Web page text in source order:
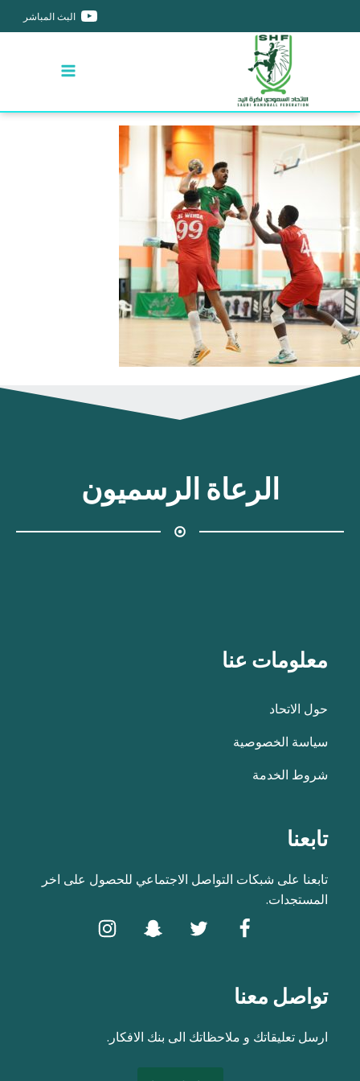
البث المباشر
الرعاة الرسميون
معلومات عنا
حول الاتحاد
سياسة الخصوصية
شروط الخدمة
تابعنا
تابعنا على شبكات التواصل الاجتماعي للحصول على اخر
المستجدات.
تواصل معنا
ارسل تعليقاتك و ملاحظاتك الى بنك الافكار.